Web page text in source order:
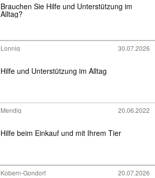
Brauchen Sie Hilfe und Unterstützung im
Alltag?
Lonnig 30.07.2026
Hilfe und Unterstützung im Alltag
Mendig 20.06.2022
Hilfe beim Einkauf und mit Ihrem Tier
Kobern-Gondorf 20.07.2026